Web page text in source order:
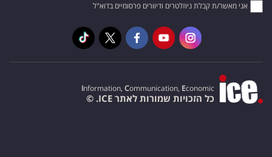
אני מאשר/ת קבלת ניוזלטרים ודיוורים פרסומיים בדוא"ל
Information, Communication, Economic
כל הזכויות שמורות לאתר ICE. ©